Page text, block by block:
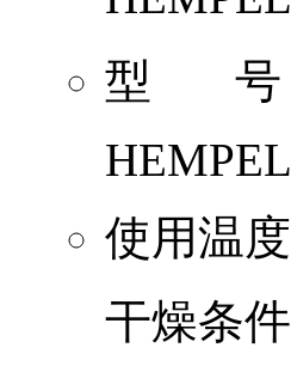
型 号
使用温度
干燥条